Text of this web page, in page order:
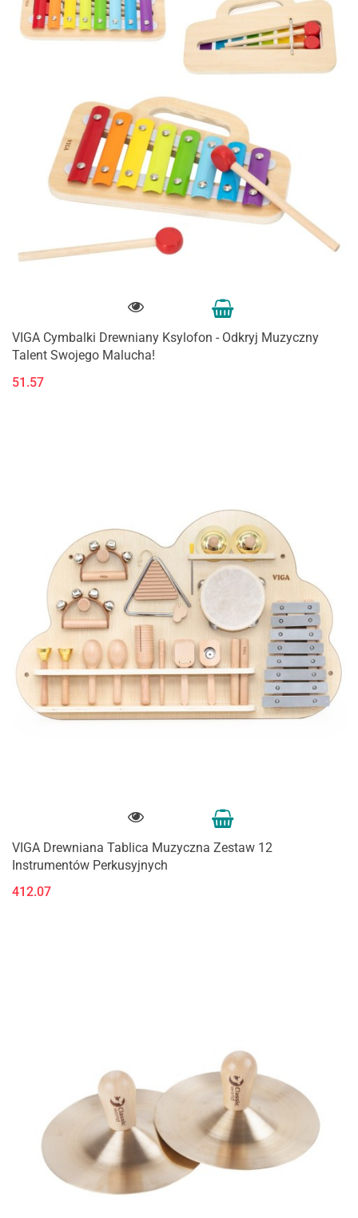
VIGA Cymbalki Drewniany Ksylofon - Odkryj Muzyczny
Talent Swojego Malucha!
51.57
VIGA Drewniana Tablica Muzyczna Zestaw 12
Instrumentów Perkusyjnych
412.07